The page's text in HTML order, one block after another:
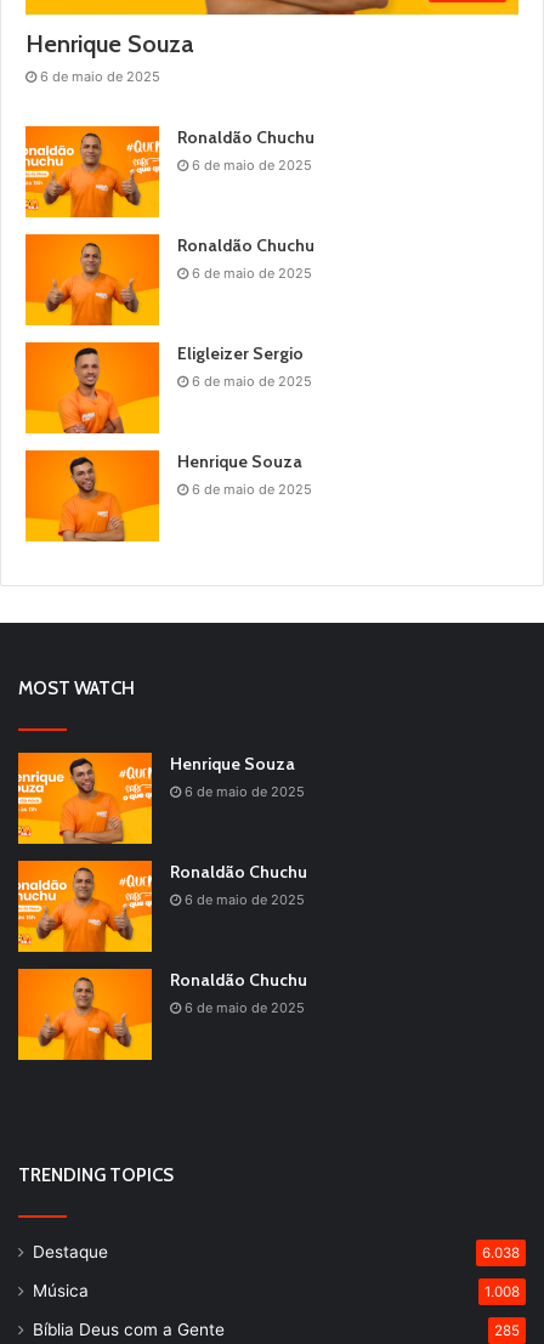
Henrique Souza
6 de maio de 2025
Ronaldão Chuchu
6 de maio de 2025
Ronaldão Chuchu
6 de maio de 2025
Eligleizer Sergio
6 de maio de 2025
Henrique Souza
6 de maio de 2025
MOST WATCH
Henrique Souza
6 de maio de 2025
Ronaldão Chuchu
6 de maio de 2025
Ronaldão Chuchu
6 de maio de 2025
TRENDING TOPICS
Destaque 6.038
Música 1.008
Bíblia Deus com a Gente 285